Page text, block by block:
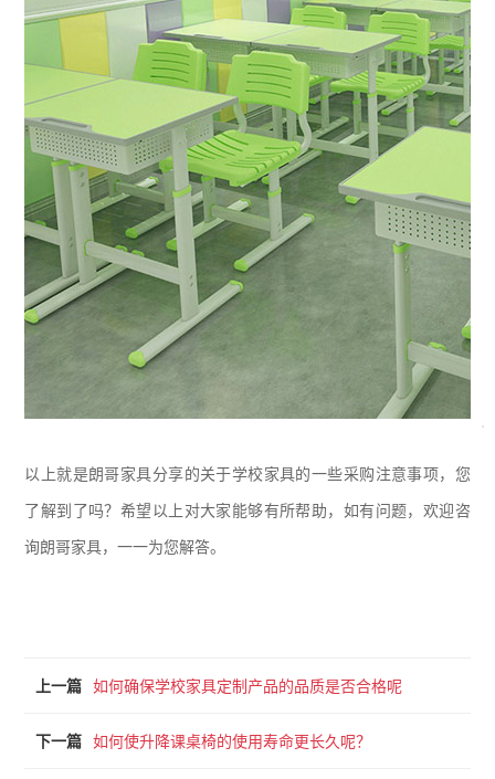
以上就是朗哥家具分享的关于学校家具的一些采购注意事项，您
了解到了吗？希望以上对大家能够有所帮助，如有问题，欢迎咨
询朗哥家具，一一为您解答。
上一篇 如何确保学校家具定制产品的品质是否合格呢
下一篇 如何使升降课桌椅的使用寿命更长久呢？